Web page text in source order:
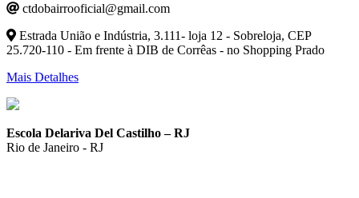
ctdobairrooficial@gmail.com
Estrada União e Indústria, 3.111- loja 12 - Sobreloja, CEP
25.720-110 - Em frente à DIB de Corrêas - no Shopping Prado
Mais Detalhes
Escola Delariva Del Castilho – RJ
Rio de Janeiro - RJ